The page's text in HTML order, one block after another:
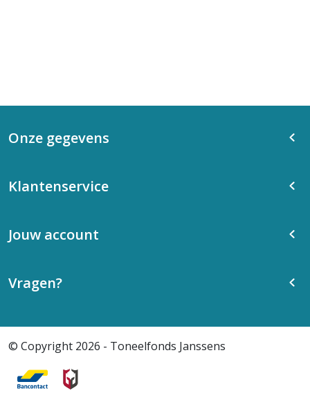
Onze gegevens
Klantenservice
Jouw account
Vragen?
© Copyright 2026 - Toneelfonds Janssens